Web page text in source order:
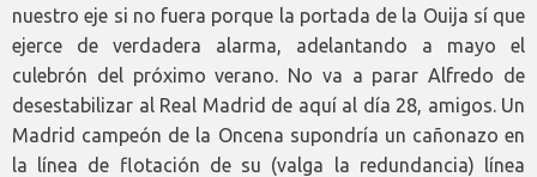
nuestro eje si no fuera porque la portada de la Ouija sí que
ejerce de verdadera alarma, adelantando a mayo el
culebrón del próximo verano. No va a parar Alfredo de
desestabilizar al Real Madrid de aquí al día 28, amigos. Un
Madrid campeón de la Oncena supondría un cañonazo en
la línea de flotación de su (valga la redundancia) línea